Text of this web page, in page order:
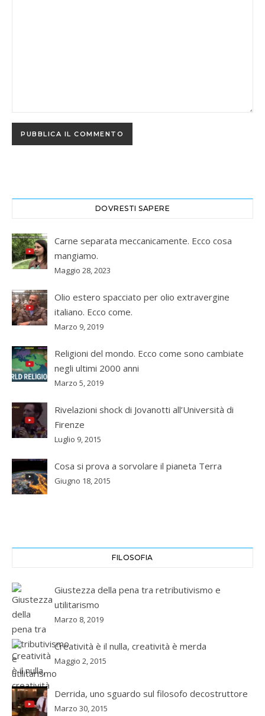
DOVRESTI SAPERE
Carne separata meccanicamente. Ecco cosa
mangiamo.
Maggio 28, 2023
Olio estero spacciato per olio extravergine
italiano. Ecco come.
Marzo 9, 2019
Religioni del mondo. Ecco come sono cambiate
negli ultimi 2000 anni
Marzo 5, 2019
Rivelazioni shock di Jovanotti all’Università di
Firenze
Luglio 9, 2015
Cosa si prova a sorvolare il pianeta Terra
Giugno 18, 2015
FILOSOFIA
Giustezza della pena tra retributivismo e
utilitarismo
Marzo 8, 2019
Creatività è il nulla, creatività è merda
Maggio 2, 2015
Derrida, uno sguardo sul filosofo decostruttore
Marzo 30, 2015